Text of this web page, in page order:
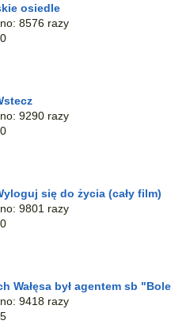
osiedle
8576 razy
9290 razy
się do życia (cały film)
9801 razy
Wałęsa był agentem sb
9418 razy